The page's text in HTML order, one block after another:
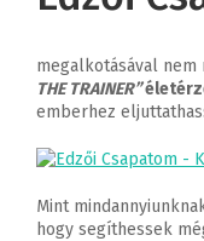
megalkotásával nem
THE TRAINER”
emberhez
Mint
hogy segíthessek